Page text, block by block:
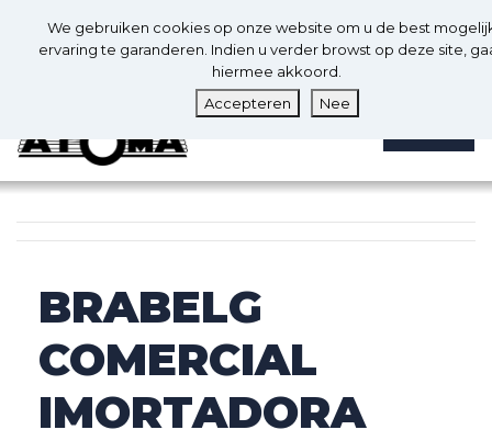
Nl
0 0
BRABELG
COMERCIAL
IMORTADORA
We gebruiken cookies op onze website om u de best
ervaring te garanderen. Indien u verder browst op deze site,
hiermee akkoord.
Accepteren
Nee